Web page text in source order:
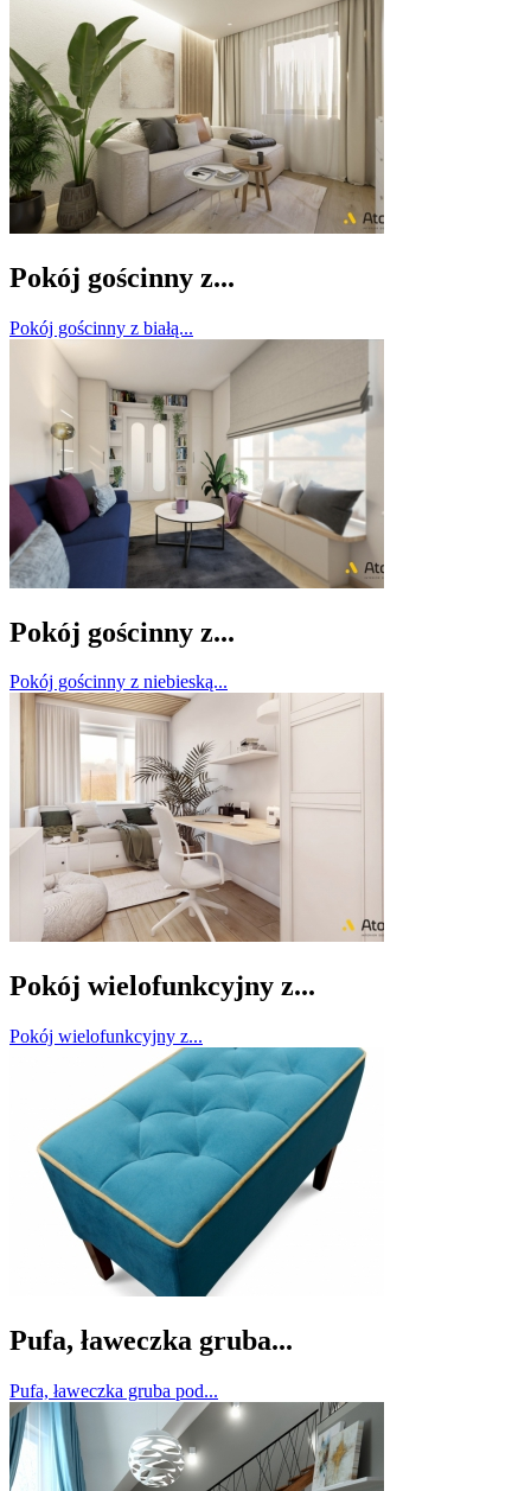
Pokój gościnny z...
Pokój gościnny z białą...
Pokój gościnny z...
Pokój gościnny z niebieską...
Pokój wielofunkcyjny z...
Pokój wielofunkcyjny z...
Pufa, ławeczka gruba...
Pufa, ławeczka gruba pod...